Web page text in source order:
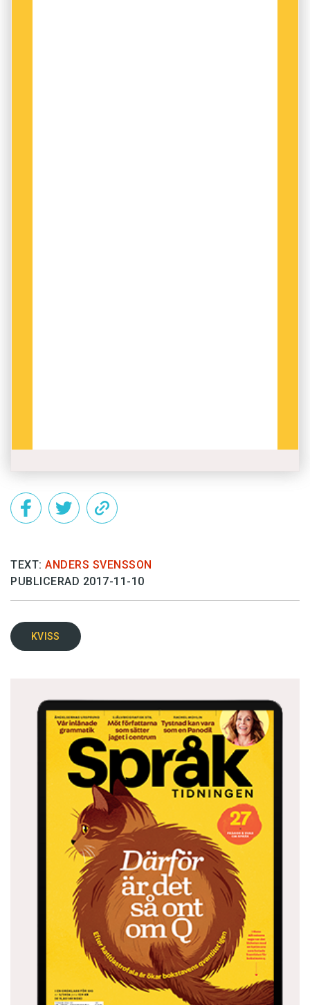
TEXT: ANDERS SVENSSON
PUBLICERAD 2017-11-10
KVISS